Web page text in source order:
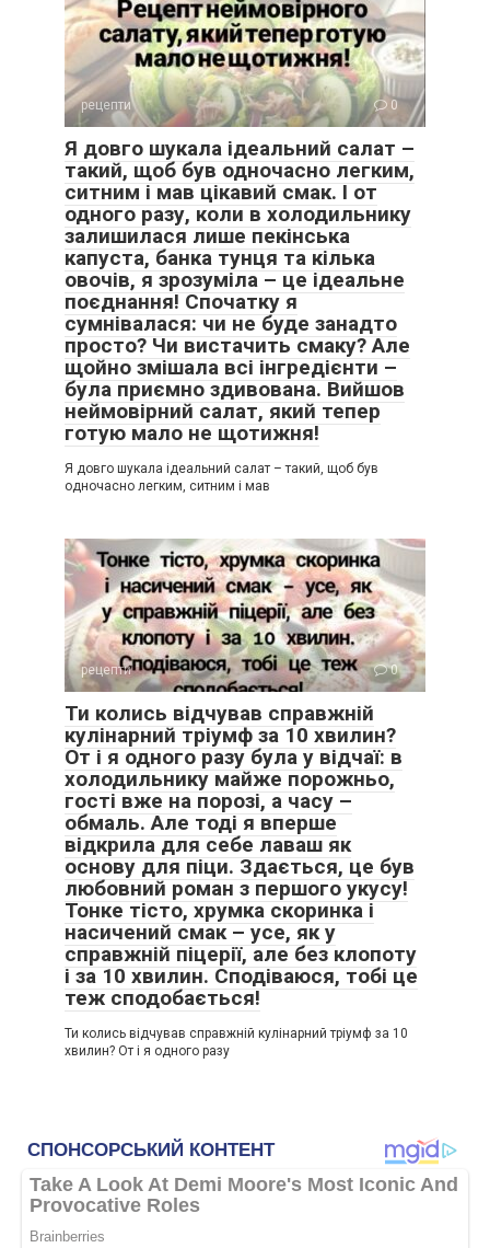
рецепти 0
Я довго шукала ідеальний салат –
такий, щоб був одночасно легким,
ситним і мав цікавий смак. І от
одного разу, коли в холодильнику
залишилася лише пекінська
капуста, банка тунця та кілька
овочів, я зрозуміла – це ідеальне
поєднання! Спочатку я
сумнівалася: чи не буде занадто
просто? Чи вистачить смаку? Але
щойно змішала всі інгредієнти –
була приємно здивована. Вийшов
неймовірний салат, який тепер
готую мало не щотижня!
Я довго шукала ідеальний салат – такий, щоб був
одночасно легким, ситним і мав
рецепти 0
Ти колись відчував справжній
кулінарний тріумф за 10 хвилин?
От і я одного разу була у відчаї: в
холодильнику майже порожньо,
гості вже на порозі, а часу –
обмаль. Але тоді я вперше
відкрила для себе лаваш як
основу для піци. Здається, це був
любовний роман з першого укусу!
Тонке тісто, хрумка скоринка і
насичений смак – усе, як у
справжній піцерії, але без клопоту
і за 10 хвилин. Сподіваюся, тобі це
теж сподобається!
Ти колись відчував справжній кулінарний тріумф за 10
хвилин? От і я одного разу